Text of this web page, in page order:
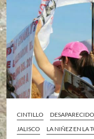
CINTILLO
JALISCO
LA NIÑEZ EN LA